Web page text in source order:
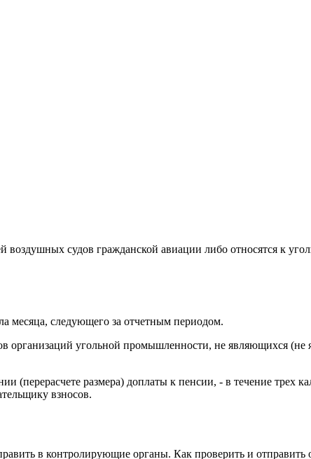
судов гражданской авиации либо относятся к
месяца, следующего за отчетным периодом.
организаций угольной промышленности, не являющихся (не
(перерасчете размера) доплаты к пенсии, - в течение трех
взносов.
в контролирующие органы. Как проверить и отправить